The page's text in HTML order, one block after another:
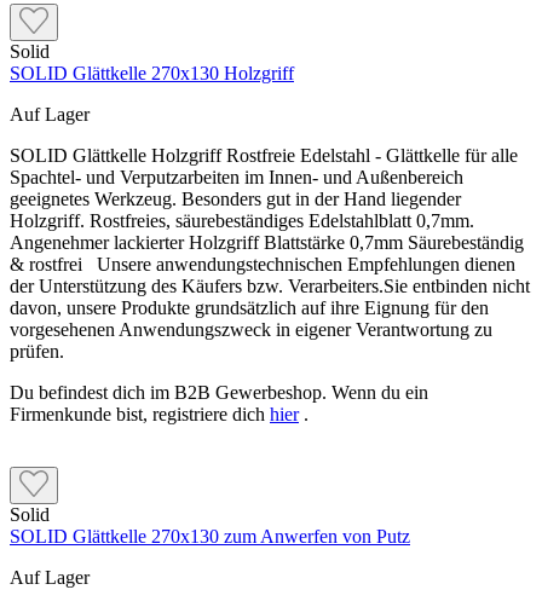
Solid
SOLID Glättkelle 270x130 Holzgriff
Auf Lager
SOLID Glättkelle Holzgriff Rostfreie Edelstahl - Glättkelle für alle
Spachtel- und Verputzarbeiten im Innen- und Außenbereich
geeignetes Werkzeug. Besonders gut in der Hand liegender
Holzgriff. Rostfreies, säurebeständiges Edelstahlblatt 0,7mm.
Angenehmer lackierter Holzgriff Blattstärke 0,7mm Säurebeständig
& rostfrei Unsere anwendungstechnischen Empfehlungen dienen
der Unterstützung des Käufers bzw. Verarbeiters.Sie entbinden nicht
davon, unsere Produkte grundsätzlich auf ihre Eignung für den
vorgesehenen Anwendungszweck in eigener Verantwortung zu
prüfen.
Du befindest dich im B2B Gewerbeshop. Wenn du ein
Firmenkunde bist, registriere dich hier.
Solid
SOLID Glättkelle 270x130 zum Anwerfen von Putz
Auf Lager